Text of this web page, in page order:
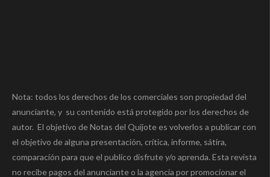
Nota: todos los derechos de los comerciales son propiedad del
anunciante, y su contenido está protegido por los derechos de
autor. El objetivo de Notas del Quijote es volverlos a publicar con
el objetivo de alguna presentación, crítica, informe, sátira,
comparación para que el publico disfrute y/o aprenda. Esta revista
no recibe pagos del anunciante o la agencia por promocionar el